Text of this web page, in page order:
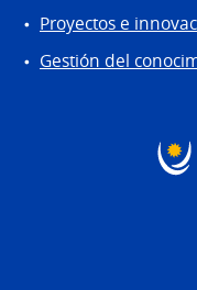
Proyectos e
Gestión del